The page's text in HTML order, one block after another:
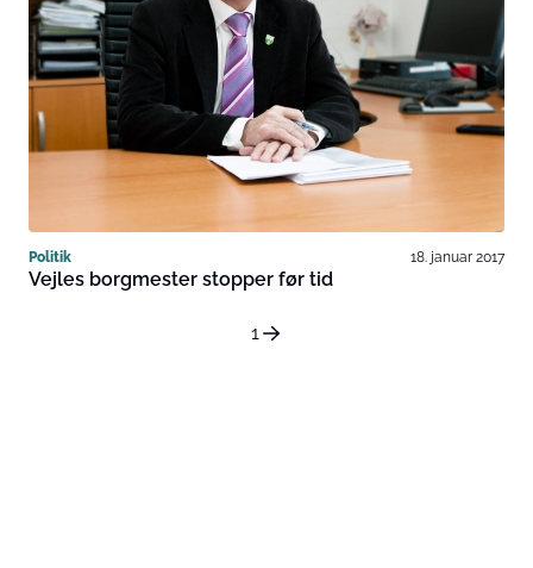
Politik 18. januar 2017
Vejles borgmester stopper før tid
1